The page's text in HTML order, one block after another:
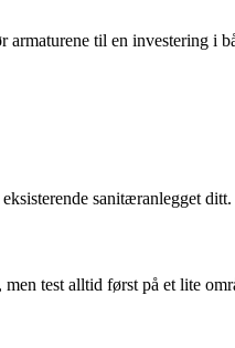
armaturene til en investering i
sanitæranlegget ditt.
test alltid først på et lite